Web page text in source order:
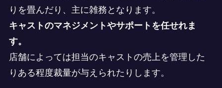
りを畳んだり、主に雑務となります。
キャストのマネジメントやサポートを任せれま
す。
店舗によっては担当のキャストの売上を管理した
りある程度裁量が与えられたりします。